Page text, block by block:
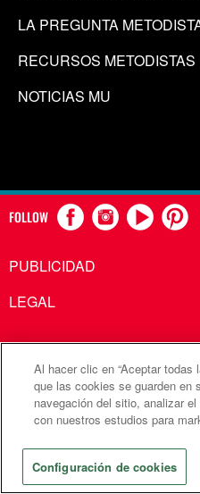
LA PREGUNTA
RECURSOS
NOTICIAS MU
FOLLOW
PUBLICIDAD
LEGAL
Comunicaciones
Iglesia
©2026Comunicaciones
todos
Al hacer clic en “Aceptar todas
que las cookies se guarden en
navegación del sitio, analizar
con nuestros estudios para
Configuración de cookies